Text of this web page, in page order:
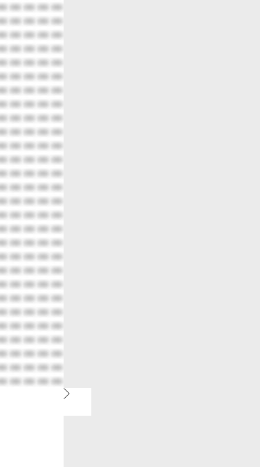
похожие товары